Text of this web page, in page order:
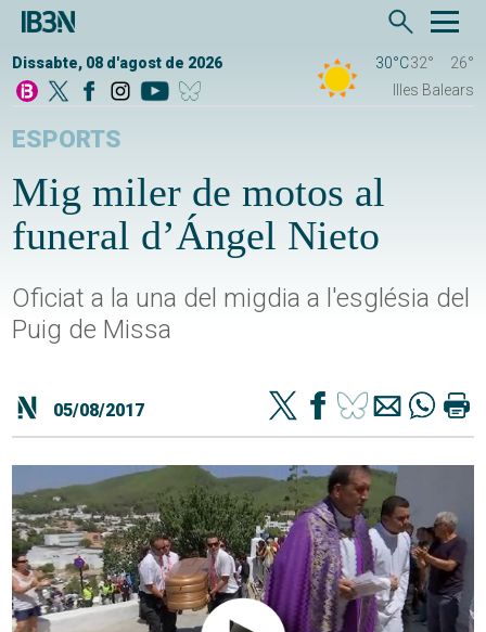
Dissabte, 08 d'agost de 2026 30°C32°
26°
Illes Balears
ESPORTS
Mig miler de motos al
funeral d’Ángel Nieto
Oficiat a la una del migdia a l'església del
Puig de Missa
05/08/2017